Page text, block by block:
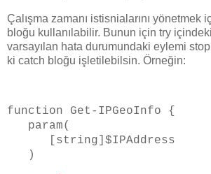
Çalışma zamanı istisnialarını yönetmek
bloğu kullanılabilir. Bunun için try
varsayılan hata durumundaki eylemi
ki catch bloğu işletilebilsin. Örneğin:
function Get-IPGeoInfo {
param(
[string]$IPAddress
)